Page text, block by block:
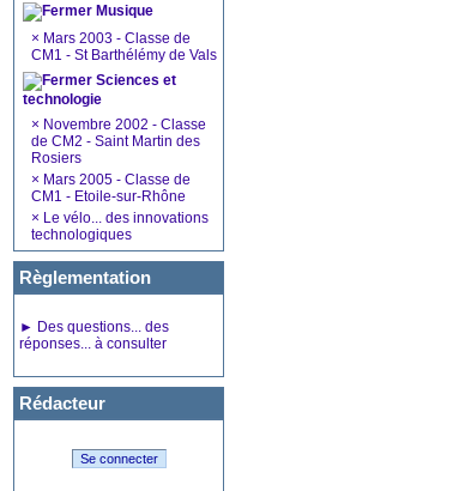
Musique
× Mars 2003 - Classe de
CM1 - St Barthélémy de Vals
Sciences et
technologie
× Novembre 2002 - Classe
de CM2 - Saint Martin des
Rosiers
× Mars 2005 - Classe de
CM1 - Etoile-sur-Rhône
× Le vélo... des innovations
technologiques
Règlementation
► Des questions... des
réponses... à consulter
Rédacteur